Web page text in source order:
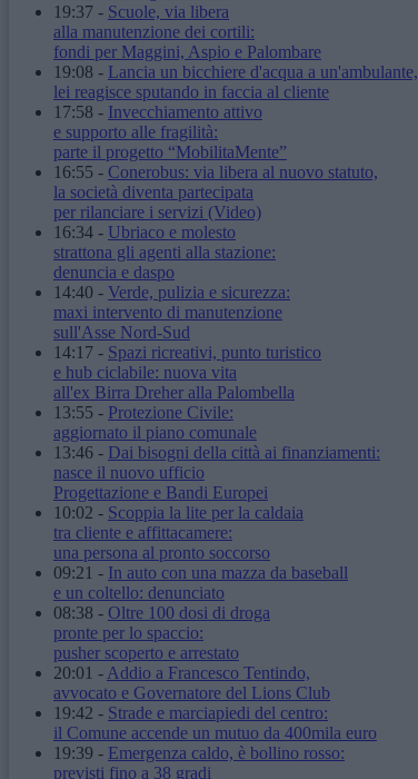
19:37 - Scuole, via libera
alla manutenzione dei cortili:
fondi per Maggini, Aspio e Palombare
19:08 - Lancia un bicchiere d'acqua a un'ambulante,
lei reagisce sputando in faccia al cliente
17:58 - Invecchiamento attivo
e supporto alle fragilità:
parte il progetto “MobilitaMente”
16:55 - Conerobus: via libera al nuovo statuto,
la società diventa partecipata
per rilanciare i servizi (Video)
16:34 - Ubriaco e molesto
strattona gli agenti alla stazione:
denuncia e daspo
14:40 - Verde, pulizia e sicurezza:
maxi intervento di manutenzione
sull'Asse Nord-Sud
14:17 - Spazi ricreativi, punto turistico
e hub ciclabile: nuova vita
all'ex Birra Dreher alla Palombella
13:55 - Protezione Civile:
aggiornato il piano comunale
13:46 - Dai bisogni della città ai finanziamenti:
nasce il nuovo ufficio
Progettazione e Bandi Europei
10:02 - Scoppia la lite per la caldaia
tra cliente e affittacamere:
una persona al pronto soccorso
09:21 - In auto con una mazza da baseball
e un coltello: denunciato
08:38 - Oltre 100 dosi di droga
pronte per lo spaccio:
pusher scoperto e arrestato
20:01 - Addio a Francesco Tentindo,
avvocato e Governatore del Lions Club
19:42 - Strade e marciapiedi del centro:
il Comune accende un mutuo da 400mila euro
19:39 - Emergenza caldo, è bollino rosso:
previsti fino a 38 gradi